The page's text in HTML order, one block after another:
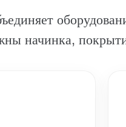
начинка,